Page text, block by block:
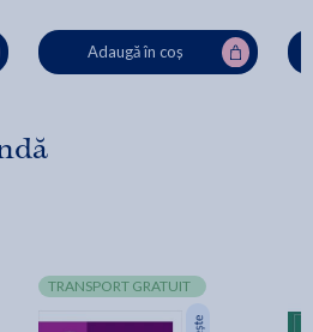
Adaugă în coș
TRANSPORT GRATUIT